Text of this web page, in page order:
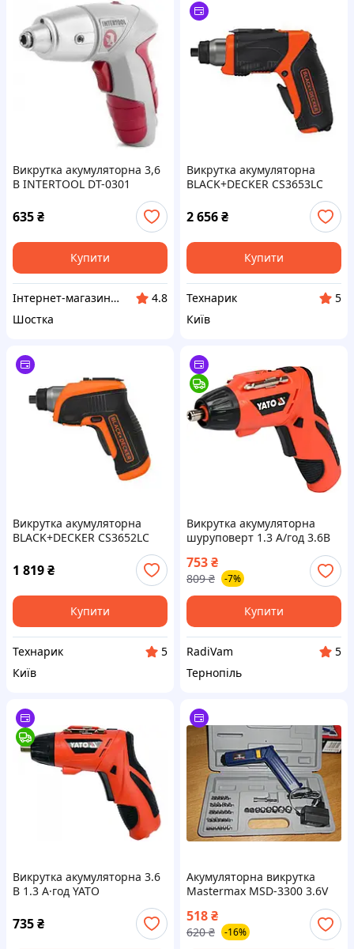
Викрутка акумуляторна 3,6
В INTERTOOL DT-0301
635₴
Купити
Інтернет-магазин Farber
4.8
Шостка
Викрутка акумуляторна
BLACK+DECKER CS3653LC
2 656₴
Купити
Технарик
5
Київ
Викрутка акумуляторна
BLACK+DECKER CS3652LC
1 819₴
Купити
Технарик
5
Київ
Викрутка акумуляторна
шуруповерт 1.3 А/год 3.6В
753₴
809 ₴ -7%
Купити
RadiVam
5
Тернопіль
Викрутка акумуляторна 3.6
В 1.3 А·год YATO
735₴
Акумуляторна викрутка
Mastermax MSD-3300 3.6V
518₴
620 ₴ -16%